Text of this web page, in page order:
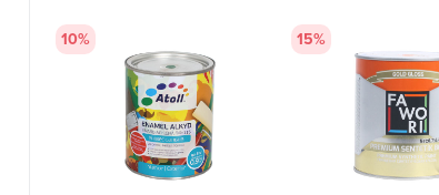
10% 15%